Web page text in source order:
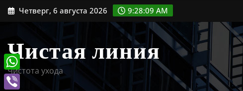
ПерейтиЧетверг, 6 августа 2026 9:28:10 AM
Чистая линия
Чистота ухода
WhatsApp